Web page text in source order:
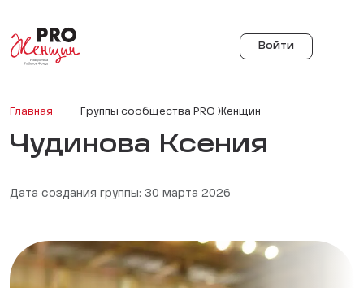
Войти
Главная Группы сообщества PRO Женщин
Чудинова Ксения
Дата создания группы: 30 марта 2026